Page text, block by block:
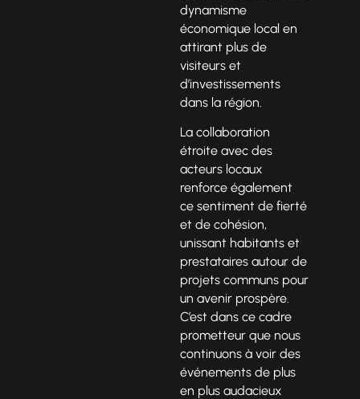
dynamisme
économique local en
attirant plus de
visiteurs et
d’investissements
dans la région.
La collaboration
étroite avec des
acteurs locaux
renforce également
ce sentiment de fierté
et de cohésion,
unissant habitants et
prestataires autour de
projets communs pour
un avenir prospère.
C’est dans ce cadre
prometteur que nous
continuons à voir des
événements de plus
en plus audacieux